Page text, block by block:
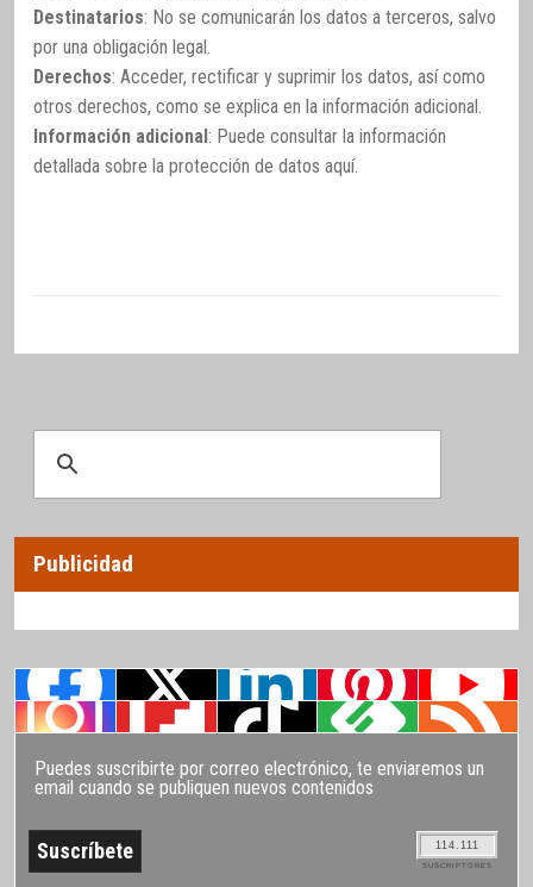
Destinatarios: No se comunicarán los datos a terceros, salvo
por una obligación legal.
Derechos: Acceder, rectificar y suprimir los datos, así como
otros derechos, como se explica en la información adicional.
Información adicional: Puede consultar la información
detallada sobre la protección de datos aquí.
Publicidad
Puedes suscribirte por correo electrónico, te enviaremos un
email cuando se publiquen nuevos contenidos
114.111
SUSCRIPTORES